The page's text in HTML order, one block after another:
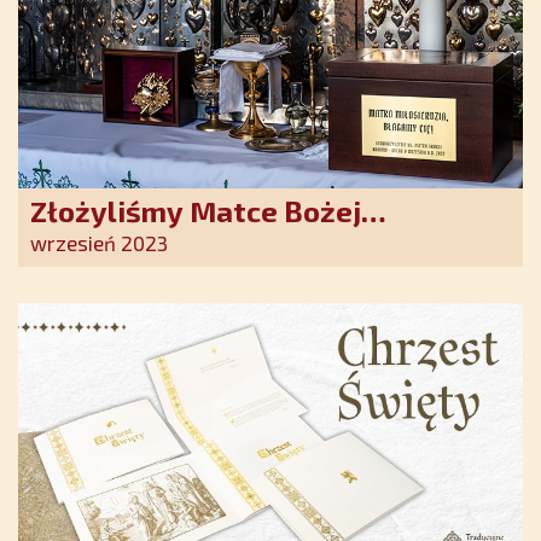
Złożyliśmy Matce Bożej
Ostrobramskiej pozłacane wotum
wrzesień 2023